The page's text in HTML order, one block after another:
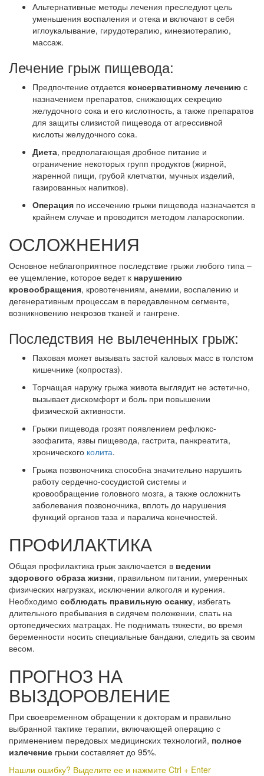
Альтернативные методы лечения преследуют цель
уменьшения воспаления и отека и включают в себя
иглоукалывание, гирудотерапию, кинезиотерапию,
массаж.
Лечение грыж пищевода:
Предпочтение отдается консервативному лечению с
назначением препаратов, снижающих секрецию
желудочного сока и его кислотность, а также препаратов
для защиты слизистой пищевода от агрессивной
кислоты желудочного сока.
Диета, предполагающая дробное питание и
ограничение некоторых групп продуктов (жирной,
жаренной пищи, грубой клетчатки, мучных изделий,
газированных напитков).
Операция по иссечению грыжи пищевода назначается в
крайнем случае и проводится методом лапароскопии.
ОСЛОЖНЕНИЯ
Основное неблагоприятное последствие грыжи любого типа –
ее ущемление, которое ведет к нарушению
кровообращения, кровотечениям, анемии, воспалению и
дегенеративным процессам в передавленном сегменте,
возникновению некрозов тканей и гангрене.
Последствия не вылеченных грыж:
Паховая может вызывать застой каловых масс в толстом
кишечнике (копростаз).
Торчащая наружу грыжа живота выглядит не эстетично,
вызывает дискомфорт и боль при повышении
физической активности.
Грыжи пищевода грозят появлением рефлюкс-
эзофагита, язвы пищевода, гастрита, панкреатита,
хронического колита.
Грыжа позвоночника способна значительно нарушить
работу сердечно-сосудистой системы и
кровообращение головного мозга, а также осложнить
заболевания позвоночника, вплоть до нарушения
функций органов таза и паралича конечностей.
ПРОФИЛАКТИКА
Общая профилактика грыж заключается в ведении
здорового образа жизни, правильном питании, умеренных
физических нагрузках, исключении алкоголя и курения.
Необходимо соблюдать правильную осанку, избегать
длительного пребывания в сидячем положении, спать на
ортопедических матрацах. Не поднимать тяжести, во время
беременности носить специальные бандажи, следить за своим
весом.
ПРОГНОЗ НА
ВЫЗДОРОВЛЕНИЕ
При своевременном обращении к докторам и правильно
выбранной тактике терапии, включающей операцию с
применением передовых медицинских технологий, полное
излечение грыжи составляет до 95%.
Нашли ошибку? Выделите ее и нажмите Ctrl + Enter